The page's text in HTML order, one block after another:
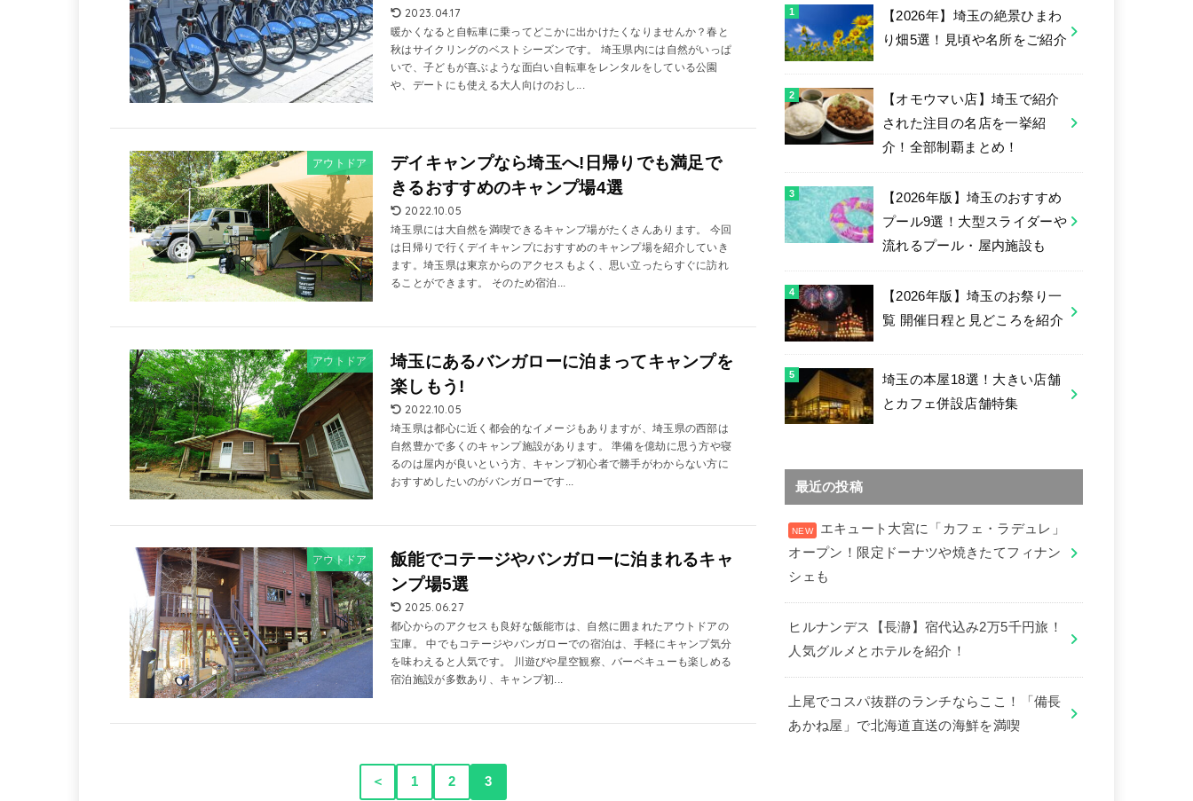
2023.04.17
暖かくなると自転車に乗ってどこかに出かけたくなりませんか？春と
秋はサイクリングのベストシーズンです。 埼玉県内には自然がいっぱ
いで、子どもが喜ぶような面白い自転車をレンタルをしている公園
や、デートにも使える大人向けのおし...
アウトドア
デイキャンプなら埼玉へ!日帰りでも満足で
きるおすすめのキャンプ場4選
2022.10.05
埼玉県には大自然を満喫できるキャンプ場がたくさんあります。 今回
は日帰りで行くデイキャンプにおすすめのキャンプ場を紹介していき
ます。埼玉県は東京からのアクセスもよく、思い立ったらすぐに訪れ
ることができます。 そのため宿泊...
アウトドア
埼玉にあるバンガローに泊まってキャンプを
楽しもう!
2022.10.05
埼玉県は都心に近く都会的なイメージもありますが、埼玉県の西部は
自然豊かで多くのキャンプ施設があります。 準備を億劫に思う方や寝
るのは屋内が良いという方、キャンプ初心者で勝手がわからない方に
おすすめしたいのがバンガローです...
アウトドア
飯能でコテージやバンガローに泊まれるキャ
ンプ場5選
2025.06.27
都心からのアクセスも良好な飯能市は、自然に囲まれたアウトドアの
宝庫。 中でもコテージやバンガローでの宿泊は、手軽にキャンプ気分
を味わえると人気です。 川遊びや星空観察、バーベキューも楽しめる
宿泊施設が多数あり、キャンプ初...
＜ 1 2 3
【2026年】埼玉の絶景ひまわ
り畑5選！見頃や名所をご紹介
【オモウマい店】埼玉で紹介
された注目の名店を一挙紹
介！全部制覇まとめ！
【2026年版】埼玉のおすすめ
プール9選！大型スライダーや
流れるプール・屋内施設も
【2026年版】埼玉のお祭り一
覧 開催日程と見どころを紹介
埼玉の本屋18選！大きい店舗
とカフェ併設店舗特集
最近の投稿
エキュート大宮に「カフェ・ラデュレ」
オープン！限定ドーナツや焼きたてフィナン
シェも
ヒルナンデス【長瀞】宿代込み2万5千円旅！
人気グルメとホテルを紹介！
上尾でコスパ抜群のランチならここ！「備長
あかね屋」で北海道直送の海鮮を満喫